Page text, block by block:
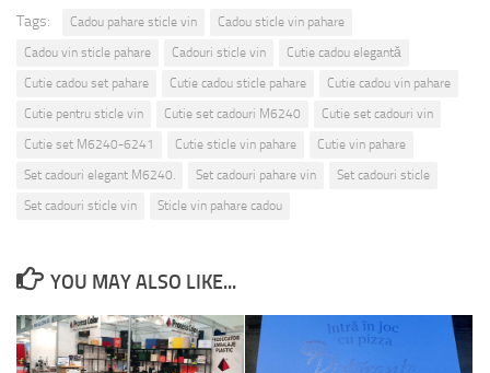
Tags: Cadou pahare sticle vin
Cadou sticle vin pahare
Cadou vin sticle pahare
Cadouri sticle vin
Cutie cadou elegantă
Cutie cadou set pahare
Cutie cadou sticle pahare
Cutie cadou vin pahare
Cutie pentru sticle vin
Cutie set cadouri M6240
Cutie set cadouri vin
Cutie set M6240-6241
Cutie sticle vin pahare
Cutie vin pahare
Set cadouri elegant M6240.
Set cadouri pahare vin
Set cadouri sticle
Set cadouri sticle vin
Sticle vin pahare cadou
YOU MAY ALSO LIKE...